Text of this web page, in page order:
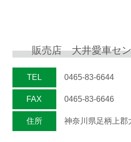
販売店 大井愛車セ
TEL 0465-83-6644
FAX 0465-83-6646
住所 神奈川県足柄上郡